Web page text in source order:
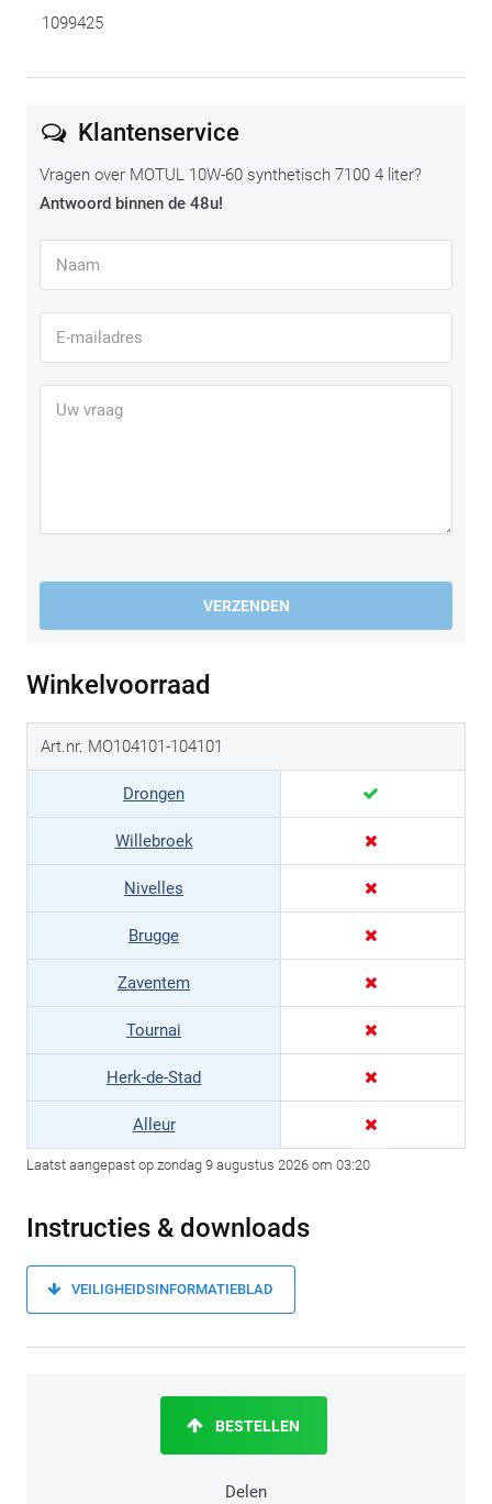
1099425
Klantenservice
Vragen over MOTUL 10W-60 synthetisch 7100 4 liter?
Antwoord binnen de 48u!
VERZENDEN
Winkelvoorraad
Art.nr. MO104101-104101
Drongen
Willebroek
Nivelles
Brugge
Zaventem
Tournai
Herk-de-Stad
Alleur
Laatst aangepast op zondag 9 augustus 2026 om 03:20
Instructies & downloads
VEILIGHEIDSINFORMATIEBLAD
Delen
BESTELLEN